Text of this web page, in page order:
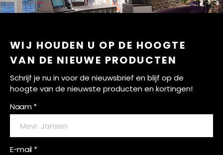
WIJ HOUDEN U OP DE HOOGTE
VAN DE NIEUWE PRODUCTEN
Schrijf je nu in voor de nieuwsbrief en blijf op de
hoogte van de nieuwste producten en kortingen!
Naam *
E-mail *